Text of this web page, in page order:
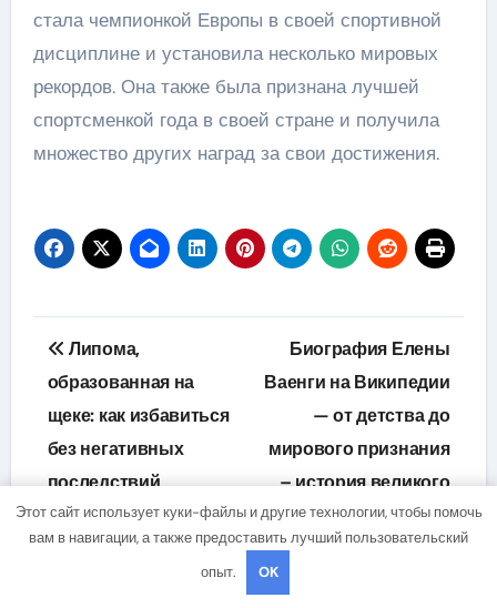
стала чемпионкой Европы в своей спортивной
дисциплине и установила несколько мировых
рекордов. Она также была признана лучшей
спортсменкой года в своей стране и получила
множество других наград за свои достижения.
Навигация
по
записям
Липома,
образованная на
щеке: как избавиться
без негативных
последствий
Биография Елены
Ваенги на Википедии
— от детства до
мирового признания
– история великого
таланта и
невероятного успеха!
Этот сайт использует куки-файлы и другие технологии, чтобы помочь
вам в навигации, а также предоставить лучший пользовательский
опыт.
OK